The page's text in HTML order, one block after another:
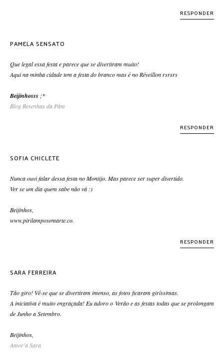
RESPONDER
PAMELA SENSATO
Que legal essa festa e parece que se divertiram muito!
Aqui na minha cidade tem a festa do branco mas é no Réveillon rsrsrs
Beijinhosss ;*
Blog Resenhas da Pâm
RESPONDER
SOFIA CHICLETE
Nunca ouvi falar dessa festa no Montijo. Mas parece ser super divertido.
Ver se um dia quem sabe não vá :)
Beijinhos,
www.pirilamposemarte.co.
RESPONDER
SARA FERREIRA
Tão giro! Vê-se que se divertiram imenso, as fotos ficaram giríssimas.
A iniciativa é muito engraçada! Eu adoro o Verão e as festas todas que se prolongam
de Junho a Setembro.
Beijinhos,
Amor'a Sara